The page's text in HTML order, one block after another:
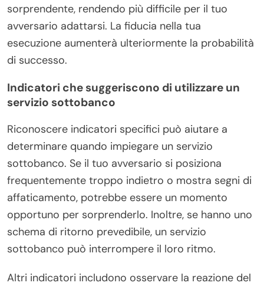
sorprendente, rendendo più difficile per il tuo
avversario adattarsi. La fiducia nella tua
esecuzione aumenterà ulteriormente la probabilità
di successo.
Indicatori che suggeriscono di utilizzare un
servizio sottobanco
Riconoscere indicatori specifici può aiutare a
determinare quando impiegare un servizio
sottobanco. Se il tuo avversario si posiziona
frequentemente troppo indietro o mostra segni di
affaticamento, potrebbe essere un momento
opportuno per sorprenderlo. Inoltre, se hanno uno
schema di ritorno prevedibile, un servizio
sottobanco può interrompere il loro ritmo.
Altri indicatori includono osservare la reazione del